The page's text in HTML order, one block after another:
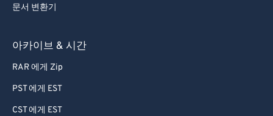
문서 변환기
아카이브 & 시간
RAR 에게 Zip
PST 에게 EST
CST 에게 EST